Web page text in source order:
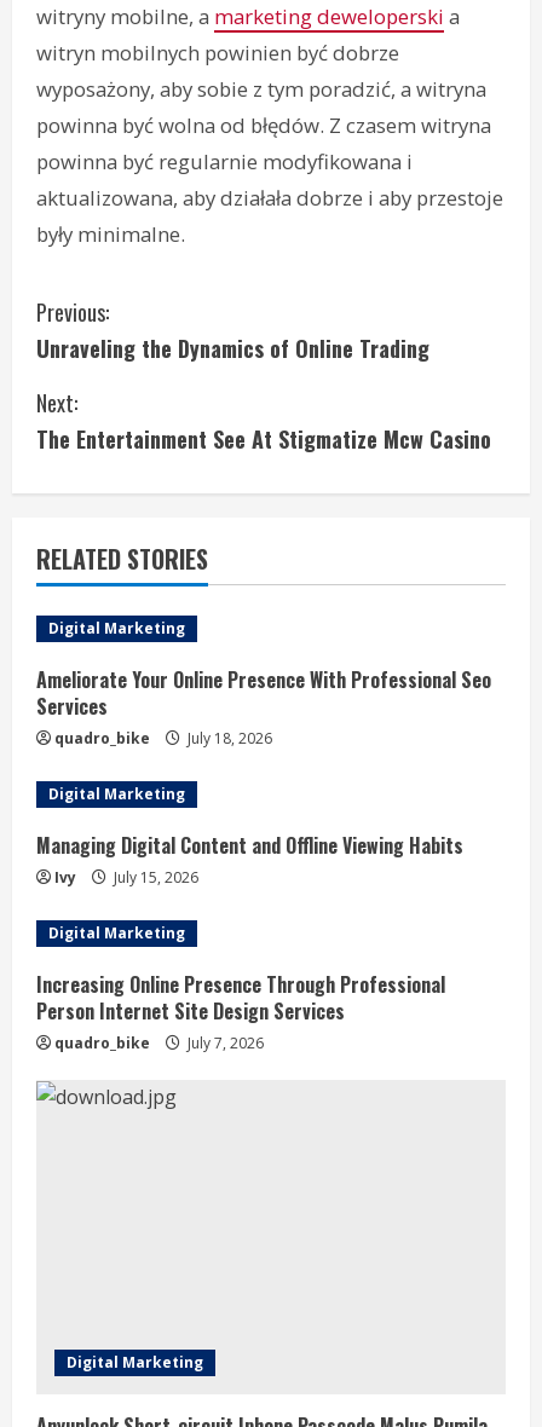
witryny mobilne, a marketing deweloperski a
witryn mobilnych powinien być dobrze
wyposażony, aby sobie z tym poradzić, a witryna
powinna być wolna od błędów. Z czasem witryna
powinna być regularnie modyfikowana i
aktualizowana, aby działała dobrze i aby przestoje
były minimalne.
C
o
n
n
u
e
R
e
a
d
i
n
g
Previous:
Unraveling the Dynamics of Online Trading
Next:
The Entertainment See At Stigmatize Mcw Casino
RELATED STORIES
Digital Marketing
Ameliorate Your Online Presence With Professional Seo
Services
quadro_bike July 18, 2026
Digital Marketing
Managing Digital Content and Offline Viewing Habits
Ivy July 15, 2026
Digital Marketing
Increasing Online Presence Through Professional
Person Internet Site Design Services
quadro_bike July 7, 2026
Digital Marketing